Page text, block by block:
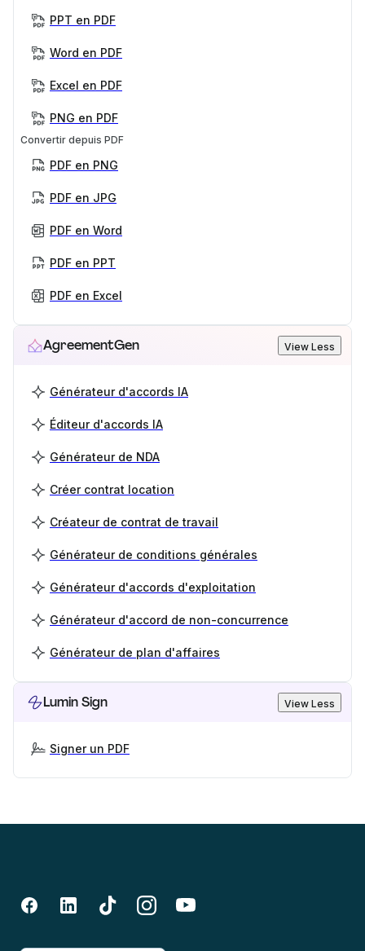
PPT en PDF
Word en PDF
Excel en PDF
PNG en PDF
Convertir depuis PDF
PDF en PNG
PDF en JPG
PDF en Word
PDF en PPT
PDF en Excel
AgreementGen View Less
Générateur d'accords IA
Éditeur d'accords IA
Générateur de NDA
Créer contrat location
Créateur de contrat de travail
Générateur de conditions générales
Générateur d'accords d'exploitation
Générateur d'accord de non-concurrence
Générateur de plan d'affaires
Lumin Sign View Less
Signer un PDF